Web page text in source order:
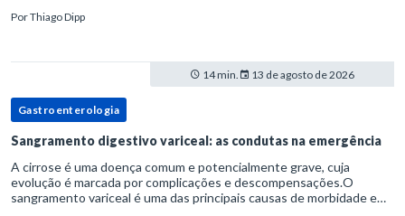
PorThiago Dipp
14 min. 13 de agosto de 2026
Gastroenterologia
Sangramento digestivo variceal: as condutas na emergência
A cirrose é uma doença comum e potencialmente grave, cuja
evolução é marcada por complicações e descompensações.O
sangramento variceal é uma das principais causas de morbidade e